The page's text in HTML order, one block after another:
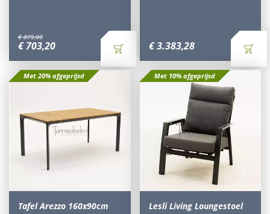
€ 879,00
€ 703,20 € 3.383,28
Met 20% afgeprijsd
Tafel Arezzo 160x90cm
Met 10% afgeprijsd
Lesli Living Loungestoel